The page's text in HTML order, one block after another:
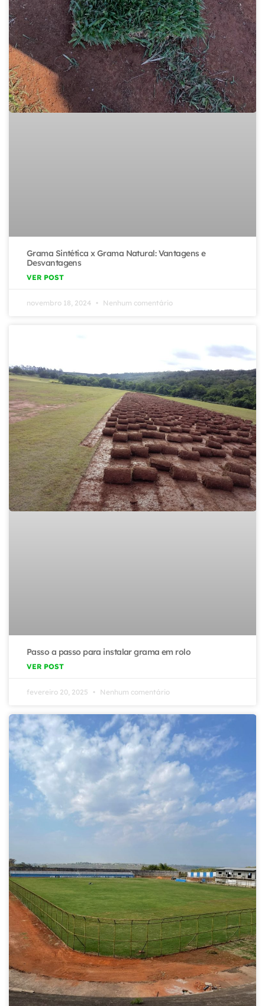
Grama Sintética x Grama Natural: Vantagens e
Desvantagens
VER POST
novembro 18, 2024 Nenhum comentário
Passo a passo para instalar grama em rolo
VER POST
fevereiro 20, 2025 Nenhum comentário